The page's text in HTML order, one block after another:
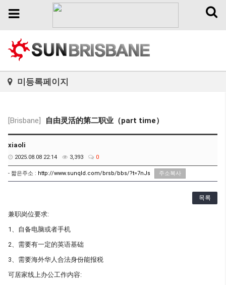
Toggle
Toggle
미등록페이지
[Brisbane] 自由灵活的第二职业（part time）
xiaoli
2025.08.08 22:14 3,393 0
- 짧은주소 : http://www.sunqld.com/brsb/bbs/?t=7nJs 주소복사
목록
兼职岗位要求:
1、自备电脑或者手机
2、需要有一定的英语基础
3、需要海外华人合法身份能报税
可居家线上办公工作内容: